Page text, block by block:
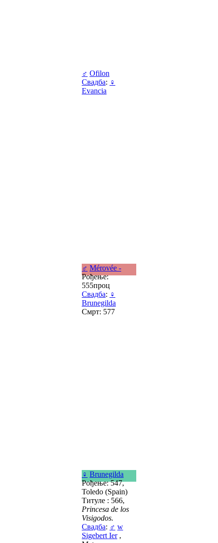
♂ Ofilon
Свадба: ♀
Evancia
♂ Mérovée -
Рођење:
555проц
Свадба: ♀
Brunegilda
Смрт: 577
♀ Brunegilda
Рођење: 547,
Toledo (Spain)
Титуле : 566,
Princesa de los
Visigodos.
Свадба: ♂ w
Sigebert Ier,